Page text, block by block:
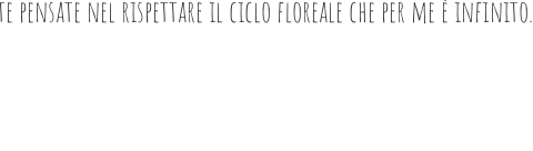
pensate nel rispettare il ciclo floreale che per me è infinito.